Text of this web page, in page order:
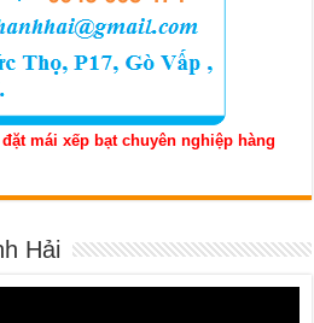
mái xếp bạt chuyên nghiệp hàng
Hải